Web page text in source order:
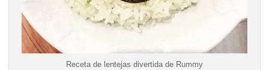
Receta de lentejas divertida de Rummy